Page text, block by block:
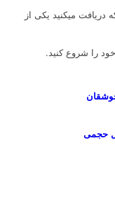
دریافت میکنید یکی از
را شروع کنید.
حجمی